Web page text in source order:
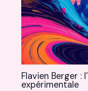
Flavien Berger :
expérimentale